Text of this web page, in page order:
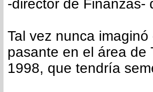
-director de Finanzas-
Tal vez nunca
pasante en el área de
1998, que tendría